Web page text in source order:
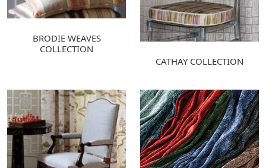
BRODIE WEAVES
COLLECTION
CATHAY COLLECTION